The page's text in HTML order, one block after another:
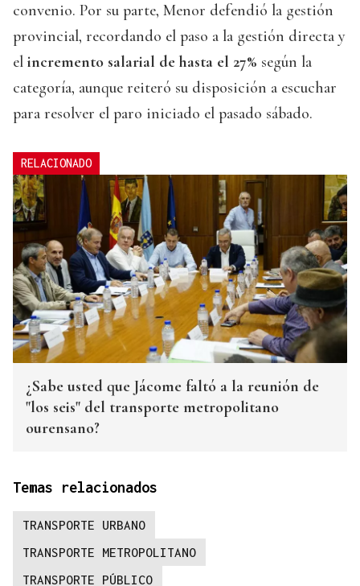
convenio. Por su parte, Menor defendió la gestión
provincial, recordando el paso a la gestión directa y
el incremento salarial de hasta el 27% según la
categoría, aunque reiteró su disposición a escuchar
para resolver el paro iniciado el pasado sábado.
RELACIONADO
¿Sabe usted que Jácome faltó a la reunión de
"los seis" del transporte metropolitano
ourensano?
Temas relacionados
TRANSPORTE URBANO
TRANSPORTE METROPOLITANO
TRANSPORTE PÚBLICO